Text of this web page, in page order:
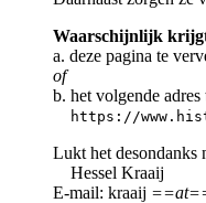
Waarschijnlijk krijgt
a. deze pagina te
of
b. het volgende
https://
Lukt het desondanks
Hessel Kraaij
E-mail: kraaij